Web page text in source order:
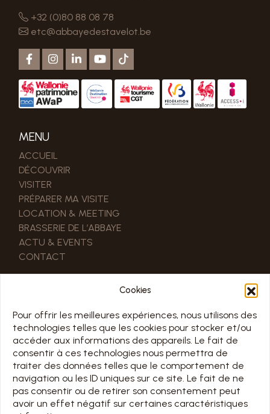
Cookies
Pour offrir les meilleures expériences, nous utilisons des
technologies telles que les cookies pour stocker et/ou
accéder aux informations des appareils. Le fait de
consentir à ces technologies nous permettra de
traiter des données telles que le comportement de
navigation ou les ID uniques sur ce site. Le fait de ne
pas consentir ou de retirer son consentement peut
avoir un effet négatif sur certaines caractéristiques
+32 (0)80 88 08 78
etc@abbayedestavelot.be
MENU
ACCUEIL
DÉCOUVRIR
VISITER
PRÉPARER MA VISITE
LOCATION & MEETING
BRASSERIE DE L’ABBAYE
ACTU & EVENTS
CONTACT
ESPACE PRO & PRESSE
HORAIRE
TOUS LES JOURS 7/7 DE 10H À 18H
Jours d’ouverture sur le calendrier ci-dessous
Chargement en cours…